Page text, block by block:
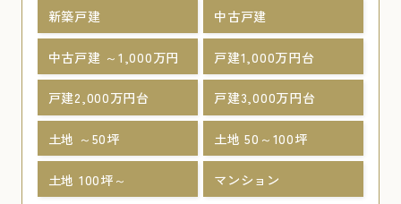
新築戸建 中古戸建
中古戸建 ～1,000万円 戸建1,000万円台
戸建2,000万円台 戸建3,000万円台
土地 ～50坪 土地 50～100坪
土地 100坪～ マンション